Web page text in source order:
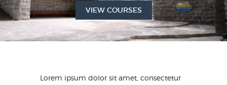
VIEW COURSES
Lorem ipsum dolor sit amet, consectetur